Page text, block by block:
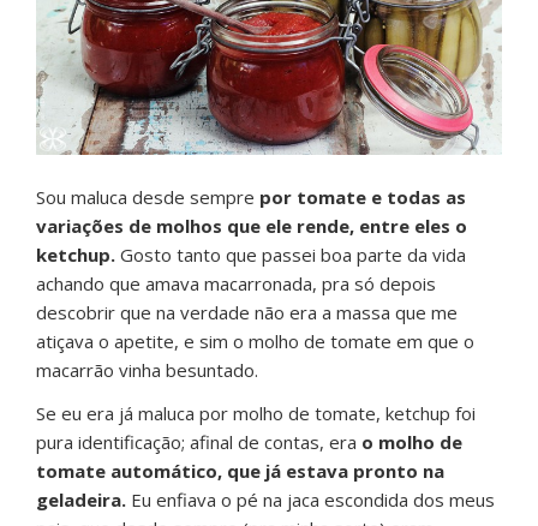
Sou maluca desde sempre por tomate e todas as
variações de molhos que ele rende, entre eles o
ketchup. Gosto tanto que passei boa parte da vida
achando que amava macarronada, pra só depois
descobrir que na verdade não era a massa que me
atiçava o apetite, e sim o molho de tomate em que o
macarrão vinha besuntado.
Se eu era já maluca por molho de tomate, ketchup foi
pura identificação; afinal de contas, era o molho de
tomate automático, que já estava pronto na
geladeira. Eu enfiava o pé na jaca escondida dos meus